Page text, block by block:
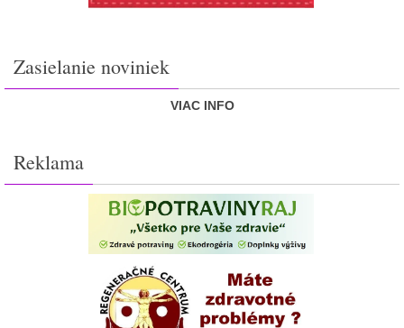
Zasielanie noviniek
VIAC INFO
Reklama